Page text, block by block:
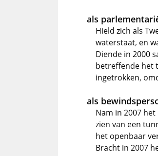
als
Hield zich als
waterstaat, en
Diende in 2000
betreffende het
ingetrokken,
als
Nam in 2007
zien van een
het openbaar
Bracht in 2007